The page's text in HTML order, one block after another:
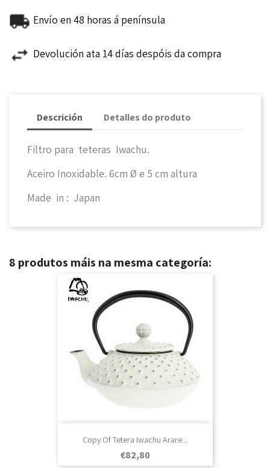
Envío en 48 horas á península
Devolución ata 14 días despóis da compra
Descrición Detalles do produto
Filtro para teteras Iwachu.
Aceiro Inoxidable. 6cm Ø e 5 cm altura
Made in : Japan
8 produtos máis na mesma categoría:
Copy Of Tetera Iwachu Arare...
Prezo
€82,80